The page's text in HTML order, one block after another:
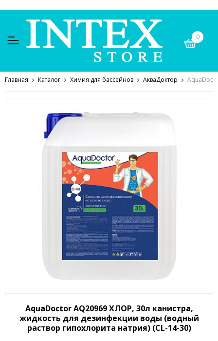
0
Главная Каталог Химия для бассейнов АкваДоктор
AquaDoctor AQ20969 ХЛОР, 30л канистра,
жидкость для дезинфекции воды (водный
раствор гипохлорита натрия) (CL-14-30)